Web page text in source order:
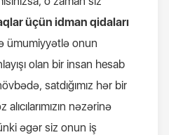
üçün idman qidaları
ümumiyyətlə onun
olan bir insan hesab
satdığımız hər bir
nəzərinə
əgər siz onun iş